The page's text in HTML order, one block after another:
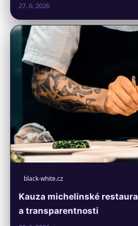
27. 6. 2026
black-white.cz
Kauza michelinské
a transparentnosti